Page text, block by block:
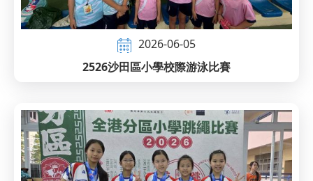
2026-06-05
2526沙田區小學校際游泳比賽